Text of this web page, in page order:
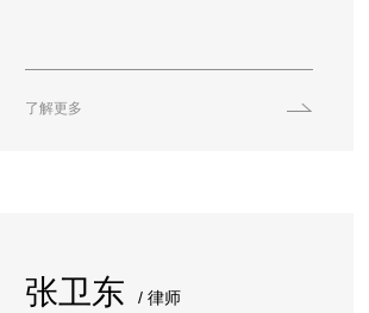
了解更多
张卫东 / 律师